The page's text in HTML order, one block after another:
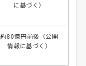
に基づく）
約80億円前後（公開
情報に基づく）